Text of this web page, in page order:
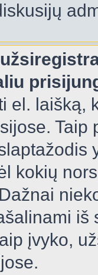
el. laišką,
kokių
iš
įvyko,